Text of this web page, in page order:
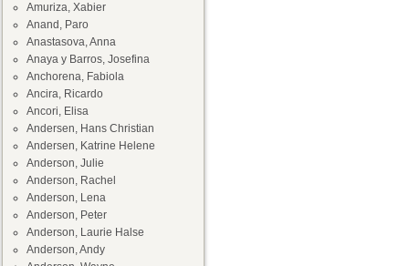
Amuriza, Xabier
Anand, Paro
Anastasova, Anna
Anaya y Barros, Josefina
Anchorena, Fabiola
Ancira, Ricardo
Ancori, Elisa
Andersen, Hans Christian
Andersen, Katrine Helene
Anderson, Julie
Anderson, Rachel
Anderson, Lena
Anderson, Peter
Anderson, Laurie Halse
Anderson, Andy